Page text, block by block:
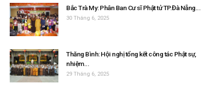
Bắc Trà My: Phân Ban Cư sĩ Phật tử TP.Đà Nẵng...
30 Tháng 6, 2025
Thăng Bình: Hội nghị tổng kết công tác Phật sự,
nhiệm...
29 Tháng 6, 2025